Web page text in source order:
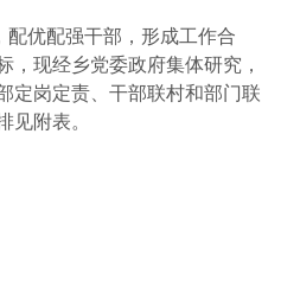
配优配强干部，形成工作合
，现经乡党委政府集体研究，
定岗定责、干部联村和部门联
附表。